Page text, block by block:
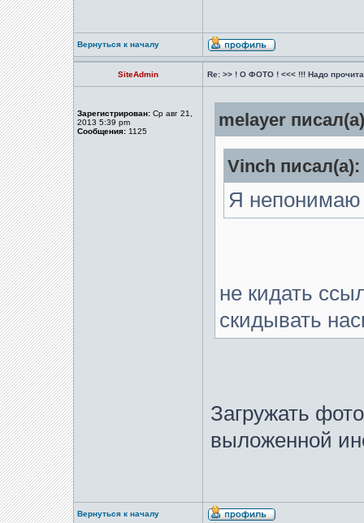
Вернуться к началу
SiteAdmin Re: >> ! О ФОТО ! <<< !!! Надо
Зарегистрирован: Ср авг 21,
2013 5:39 pm
Сообщения: 1125
melayer
Vinch писал(а):
Я непонимаю
не кидать
скидывать
Загружать
выложенной
Вернуться к началу